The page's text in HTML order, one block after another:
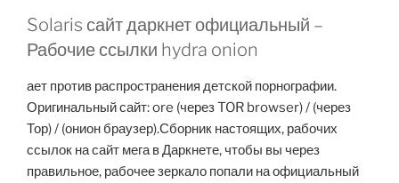
Solaris сайт даркнет официальный –
Рабочие ссылки hydra onion
ает против распространения детской порнографии.
Оригинальный сайт: ore (через TOR browser) / (через
Тор) / (онион браузер).Сборник настоящих, рабочих
ссылок на сайт мега в Даркнете, чтобы вы через
правильное, рабочее зеркало попали на официальный